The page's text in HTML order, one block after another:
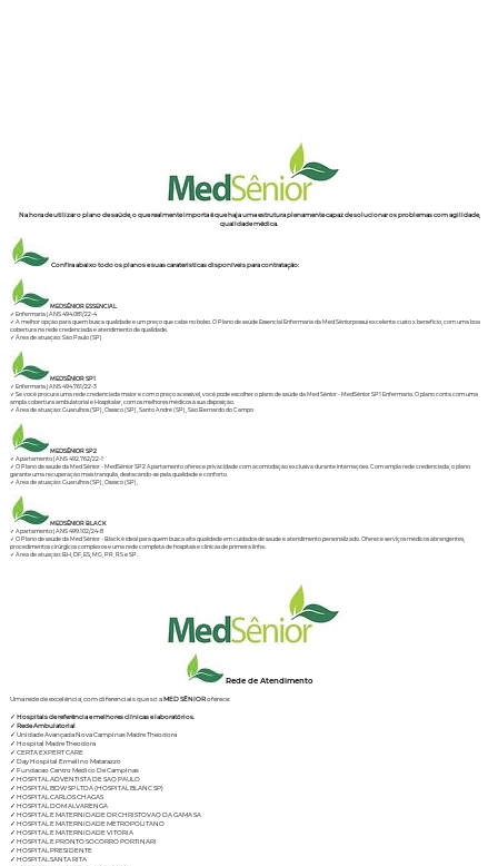
Na hora de utilizar o plano de saúde, o que realmente importa é que haja uma estrutura plenamente capaz de solucionar os problemas com agilidade,
qualidade médica.
Confira abaixo todo os planos e suas carateristicas disponíveis para contratação:
MEDSÊNIOR ESSENCIAL
✓ Enfermaria | ANS 494.081/22-4
✓ A melhor opção para quem busca qualidade e um preço que cabe no bolso. O Plano de saúde Essencial Enfermaria da Med Sêniorpossui excelente custo x benefício, com uma boa
cobertura na rede credenciada e atendimento de qualidade.
✓ Área de atuação: São Paulo (SP)
MEDSÊNIOR SP1
✓ Enfermaria | ANS 494.761/22-3
✓ Se você procura uma rede credenciada maior e com o preço acessível, você pode escolher o plano de saúde da Med Sênior - MedSênior SP1 Enfermaria. O plano conta com uma
ampla cobertura ambulatorial e Hospitalar, com os melhores médicos à sua disposição.
✓ Área de atuação: Guarulhos (SP), Osasco (SP), Santo André (SP), São Bernardo do Campo
MEDSÊNIOR SP2
✓ Apartamento | ANS 492.762/22-1
✓ O Plano de saúde da Med Sênior - MedSênior SP2 Apartamento oferece privacidade com acomodação exclusiva durante internações. Com ampla rede credenciada, o plano
garante uma recuperação mais tranquila, destacando-se pela qualidade e conforto.
✓ Área de atuação: Guarulhos (SP), Osasco (SP),
MEDSÊNIOR BLACK
✓ Apartamento | ANS 499.102/24-8
✓ O Plano de saúde da Med Sênior - Black é ideal para quem busca alta qualidade em cuidados de saúde e atendimento personalizado. Oferece serviços médicos abrangentes,
procedimentos cirúrgicos complexos e uma rede completa de hospitais e clínicas de primeira linha.
✓ Área de atuação: BH, DF, ES, MG, PR, RS e SP.
Rede de Atendimento
Uma rede de excelência, com diferenciais que só a MED SÊNIORoferece:
✓ Hospitais de referência e melhores clínicas e laboratórios.
✓ Rede Ambulatorial
✓ Unidade Avançada Nova Campinas Madre Theodora
✓ Hospital Madre Theodora
✓ CERTA EXPERT CARE
✓ Day Hospital Ermelino Matarazzo
✓ Fundacao Centro Medico De Campinas
✓ HOSPITAL ADVENTISTA DE SAO PAULO
✓ HOSPITAL BDW SP LTDA (HOSPITAL BLANC SP)
✓ HOSPITAL CARLOS CHAGAS
✓ HOSPITAL DOM ALVARENGA
✓ HOSPITAL E MATERNIDADE DR CHRISTOVAO DA GAMA SA
✓ HOSPITAL E MATERNIDADE METROPOLITANO
✓ HOSPITAL E MATERNIDADE VITORIA
✓ HOSPITAL E PRONTO SOCORRO PORTINARI
✓ HOSPITAL PRESIDENTE
✓ HOSPITAL SANTA RITA